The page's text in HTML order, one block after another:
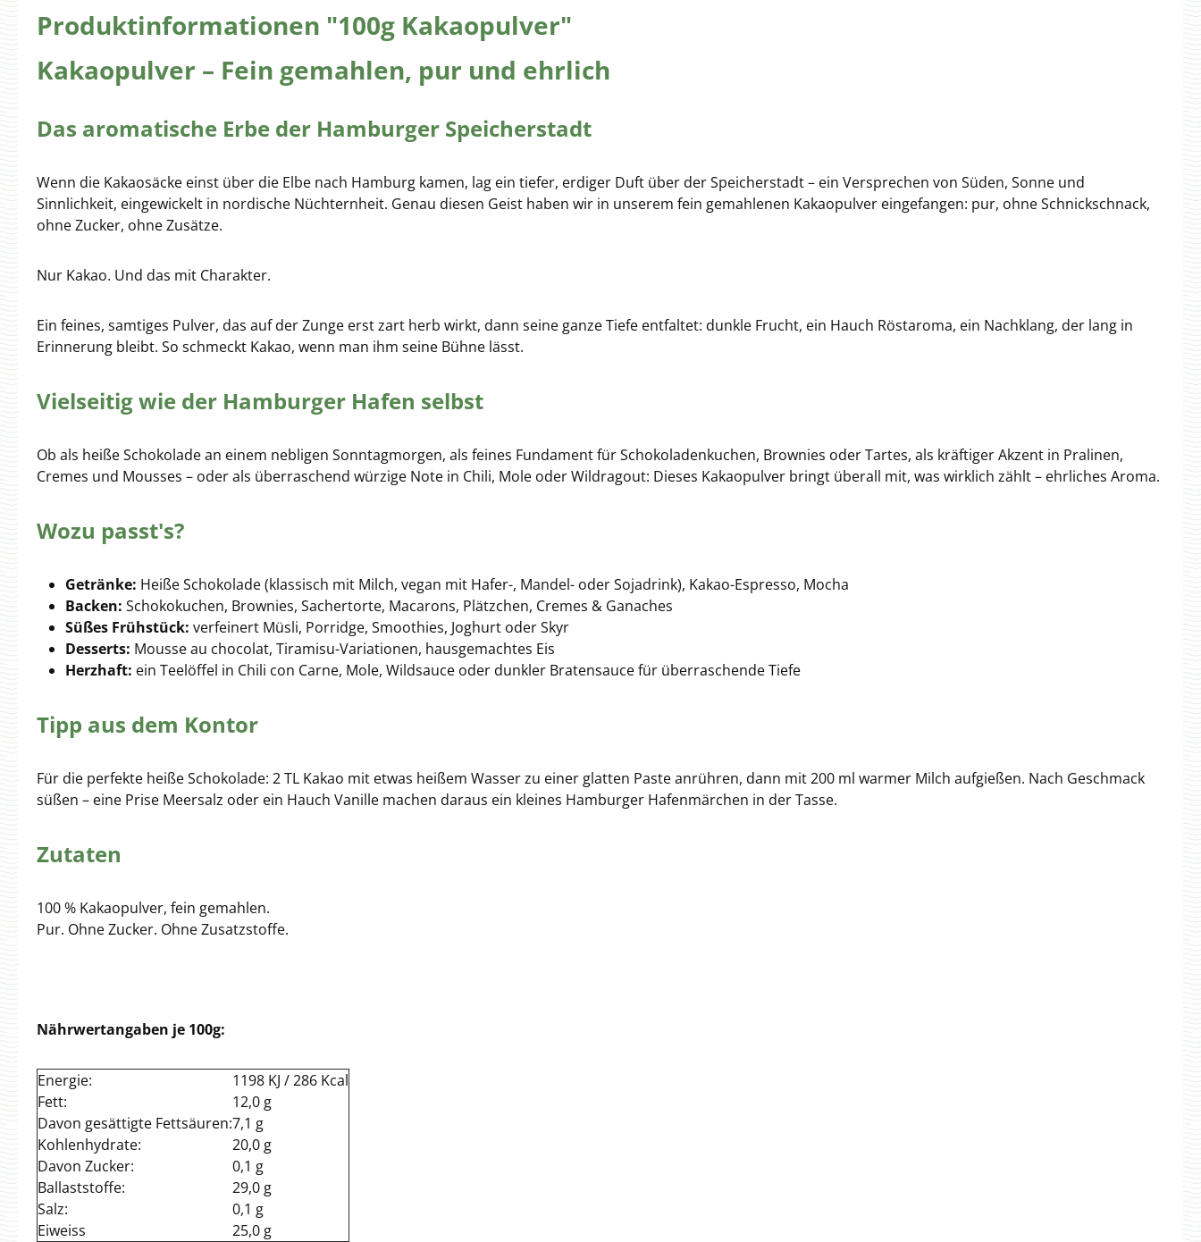
Produktinformationen "100g Kakaopulver"
Kakaopulver – Fein gemahlen, pur und ehrlich
Das aromatische Erbe der Hamburger Speicherstadt
Wenn die Kakaosäcke einst über die Elbe nach Hamburg kamen, lag ein tiefer, erdiger Duft über der Speicherstadt – ein Versprechen von Süden, Sonne und
Sinnlichkeit, eingewickelt in nordische Nüchternheit. Genau diesen Geist haben wir in unserem fein gemahlenen Kakaopulver eingefangen: pur, ohne Schnickschnack,
ohne Zucker, ohne Zusätze.
Nur Kakao. Und das mit Charakter.
Ein feines, samtiges Pulver, das auf der Zunge erst zart herb wirkt, dann seine ganze Tiefe entfaltet: dunkle Frucht, ein Hauch Röstaroma, ein Nachklang, der lang in
Erinnerung bleibt. So schmeckt Kakao, wenn man ihm seine Bühne lässt.
Vielseitig wie der Hamburger Hafen selbst
Ob als heiße Schokolade an einem nebligen Sonntagmorgen, als feines Fundament für Schokoladenkuchen, Brownies oder Tartes, als kräftiger Akzent in Pralinen,
Cremes und Mousses – oder als überraschend würzige Note in Chili, Mole oder Wildragout: Dieses Kakaopulver bringt überall mit, was wirklich zählt – ehrliches Aroma.
Wozu passt's?
Getränke: Heiße Schokolade (klassisch mit Milch, vegan mit Hafer-, Mandel- oder Sojadrink), Kakao-Espresso, Mocha
Backen: Schokokuchen, Brownies, Sachertorte, Macarons, Plätzchen, Cremes & Ganaches
Süßes Frühstück: verfeinert Müsli, Porridge, Smoothies, Joghurt oder Skyr
Desserts: Mousse au chocolat, Tiramisu-Variationen, hausgemachtes Eis
Herzhaft: ein Teelöffel in Chili con Carne, Mole, Wildsauce oder dunkler Bratensauce für überraschende Tiefe
Tipp aus dem Kontor
Für die perfekte heiße Schokolade: 2 TL Kakao mit etwas heißem Wasser zu einer glatten Paste anrühren, dann mit 200 ml warmer Milch aufgießen. Nach Geschmack
süßen – eine Prise Meersalz oder ein Hauch Vanille machen daraus ein kleines Hamburger Hafenmärchen in der Tasse.
Zutaten
100 % Kakaopulver, fein gemahlen.
Pur. Ohne Zucker. Ohne Zusatzstoffe.
Nährwertangaben je 100g:
Energie:
1198 KJ / 286 Kcal
Fett:
12,0 g
Davon gesättigte Fettsäuren:7,1 g
Kohlenhydrate:
20,0 g
Davon Zucker:
0,1 g
Ballaststoffe:
29,0 g
Salz:
0,1 g
Eiweiss
25,0 g